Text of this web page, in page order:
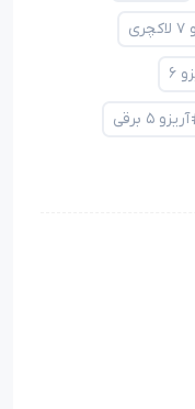
۶
آریزو ۵ برقی